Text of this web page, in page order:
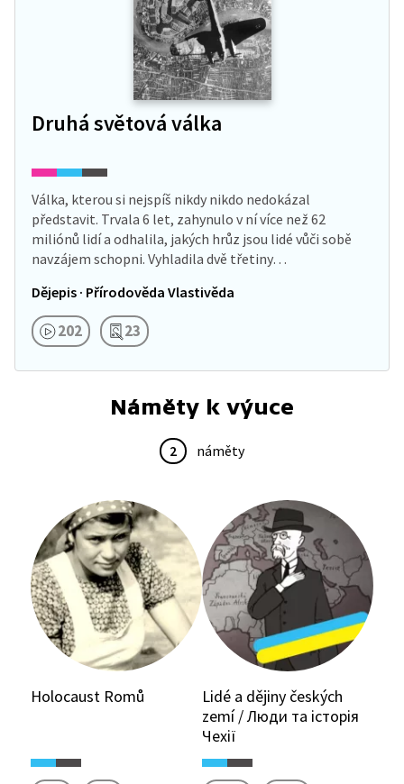
Druhá světová válka
Válka, kterou si nejspíš nikdy nikdo nedokázal
představit. Trvala 6 let, zahynulo v ní více než 62
miliónů lidí a odhalila, jakých hrůz jsou lidé vůči sobě
navzájem schopni. Vyhladila dvě třetiny…
Dějepis · Přírodověda Vlastivěda
202 23
Náměty k výuce
2 náměty
Holocaust Romů
Lidé a dějiny českých
zemí / Люди та історія
Чехії